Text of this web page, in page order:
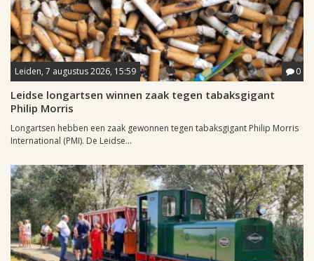
Leiden, 7 augustus 2026, 15:59 0
Leidse longartsen winnen zaak tegen tabaksgigant
Philip Morris
Longartsen hebben een zaak gewonnen tegen tabaksgigant Philip Morris
International (PMI). De Leidse...